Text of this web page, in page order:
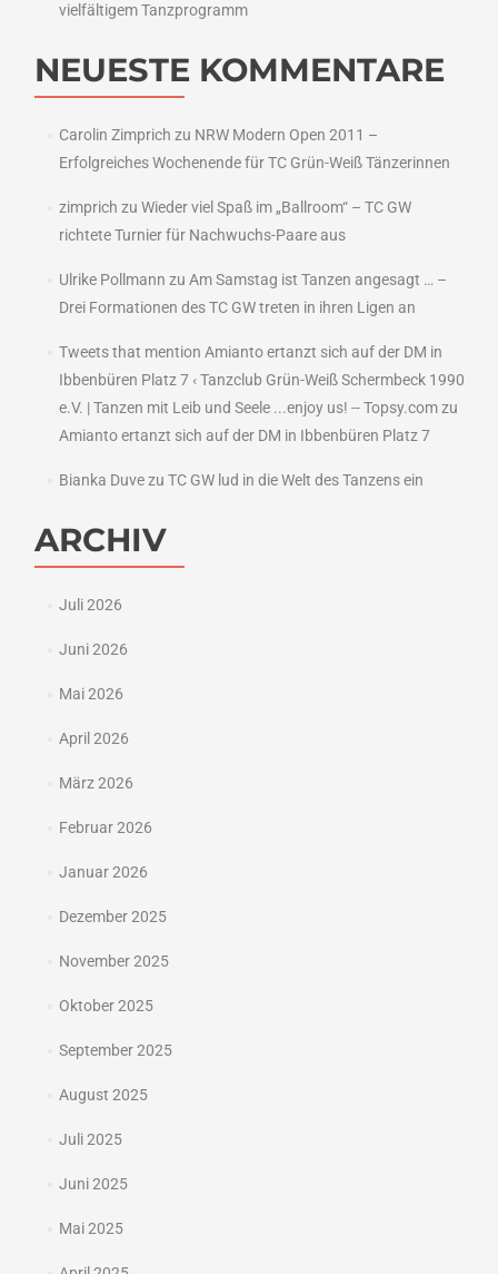
vielfältigem Tanzprogramm
NEUESTE KOMMENTARE
Carolin Zimprich zu NRW Modern Open 2011 –
Erfolgreiches Wochenende für TC Grün-Weiß Tänzerinnen
zimprich zu Wieder viel Spaß im „Ballroom“ – TC GW
richtete Turnier für Nachwuchs-Paare aus
Ulrike Pollmann zu Am Samstag ist Tanzen angesagt … –
Drei Formationen des TC GW treten in ihren Ligen an
Tweets that mention Amianto ertanzt sich auf der DM in
Ibbenbüren Platz 7 ‹ Tanzclub Grün-Weiß Schermbeck 1990
e.V. | Tanzen mit Leib und Seele ...enjoy us! -- Topsy.comzu
Amianto ertanzt sich auf der DM in Ibbenbüren Platz 7
Bianka Duvezu TC GW lud in die Welt des Tanzens ein
ARCHIV
Juli 2026
Juni 2026
Mai 2026
April 2026
März 2026
Februar 2026
Januar 2026
Dezember 2025
November 2025
Oktober 2025
September 2025
August 2025
Juli 2025
Juni 2025
Mai 2025